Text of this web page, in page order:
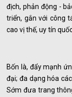
địch, phản động -
triển, gắn với công
cao vị thế, uy tín
Bốn là, đẩy mạnh
đại; đa dạng hóa
Sớm đưa trang